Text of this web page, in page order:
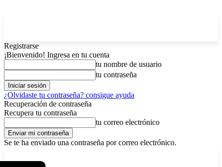
Registrarse
¡Bienvenido! Ingresa en tu cuenta
tu nombre de usuario
tu contraseña
¿Olvidaste tu contraseña? consigue ayuda
Recuperación de contraseña
Recupera tu contraseña
tu correo electrónico
Se te ha enviado una contraseña por correo electrónico.